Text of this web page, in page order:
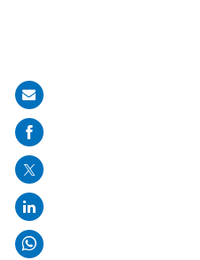
Share
on
mail